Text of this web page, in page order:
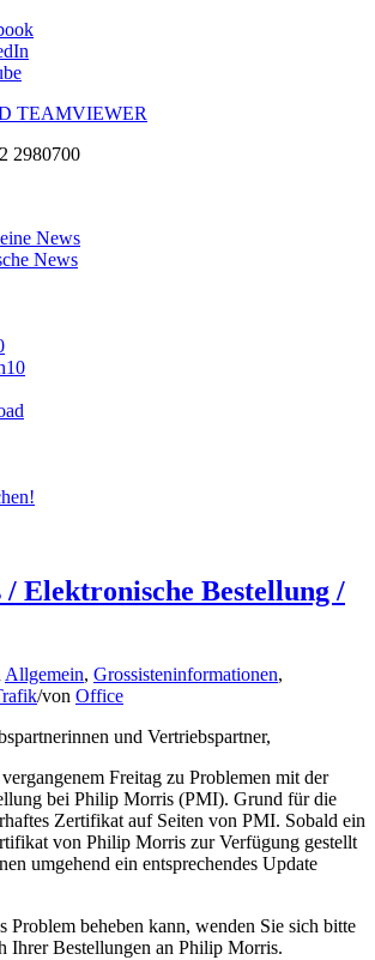
TEAMVIEWER
2980700
News
News
Elektronische Bestellung /
Allgemein, Grossisteninformationen,
/von Office
und Vertriebspartner,
Freitag zu Problemen mit der
bei Philip Morris (PMI). Grund für die
Zertifikat auf Seiten von PMI. Sobald ein
von Philip Morris zur Verfügung gestellt
umgehend ein entsprechendes Update
Problem beheben kann, wenden Sie sich bitte
Ihrer Bestellungen an Philip Morris.